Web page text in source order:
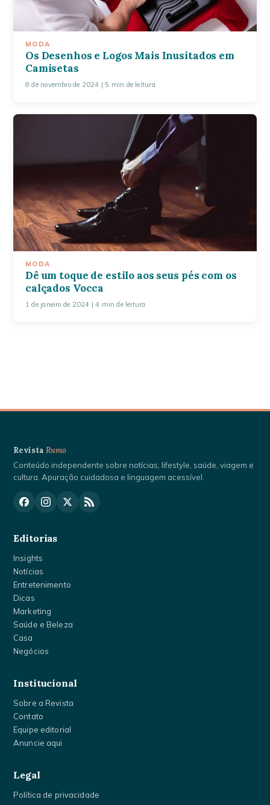
MODA
Os Desenhos e Logos Mais Inusitados em
Camisetas
8 de novembro de 2024 | 5 min de leitura
MODA
Dê um toque de estilo aos seus pés com os
calçados Vocca
1 de janeiro de 2024 | 4 min de leitura
RevistaRumo
Conteúdo independente sobre notícias, lifestyle, saúde, viagem e
cultura. Apuração cuidadosa e linguagem acessível.
Editorias
Insights
Notícias
Entretenimento
Dicas
Marketing
Saúde e Beleza
Casa
Negócios
Institucional
Sobre a Revista
Contato
Equipe editorial
Anuncie aqui
Legal
Política de privacidade